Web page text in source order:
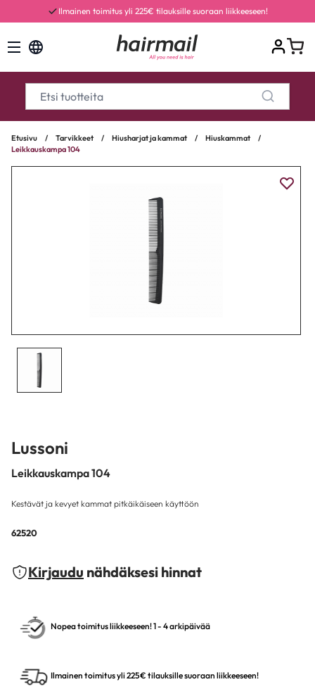
Ilmainen toimitus yli 225€ tilauksille suoraan liikkeeseen!
Etusivu / Tarvikkeet / Hiusharjat ja kammat / Hiuskammat
/
Leikkauskampa 104
Lussoni
Leikkauskampa 104
Kestävät ja kevyet kammat pitkäikäiseen käyttöön
62520
Kirjaudu nähdäksesi hinnat
Nopea toimitus liikkeeseen! 1 - 4 arkipäivää
Ilmainen toimitus yli 225€ tilauksille suoraan liikkeeseen!